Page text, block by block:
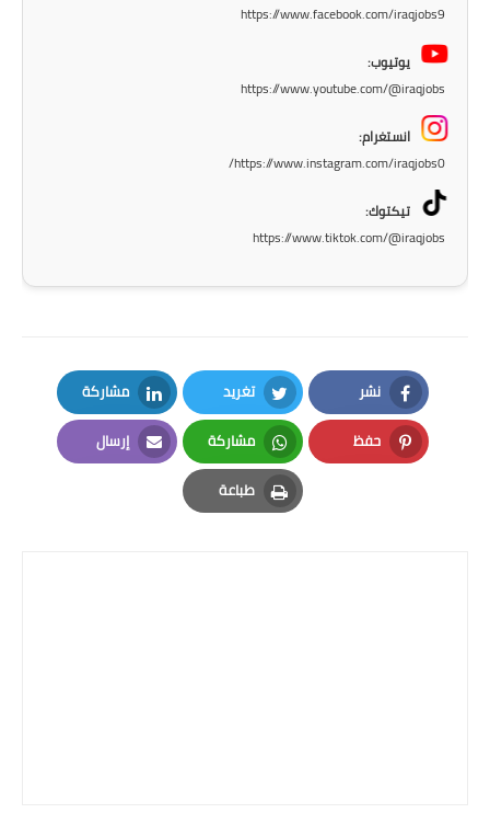
الطقس
العطل
صحة وطب
https://www.facebook.com/iraqjobs9
يوتيوب:
https://www.youtube.com/@iraqjobs
انستغرام:
https://www.instagram.com/iraqjobs0/
تيكتوك:
https://www.tiktok.com/@iraqjobs
نشر
Facebook
تغريد
Twitter
مشاركة
LinkedIn
حفظ
Pinterest
مشاركة
Whatsapp
إرسال
Email
طباعة
Print